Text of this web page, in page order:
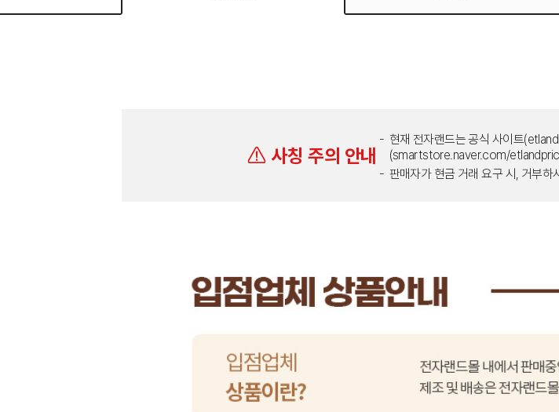
사칭 주의 안내
현재 전자랜드는 공식 사이트
(smartstore.naver.com/
판매자가 현금 거래 요구 시, 거부하